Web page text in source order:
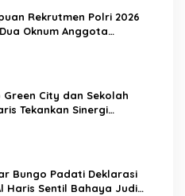
Rekrutmen Polri 2026
Oknum Anggota
Green City dan Sekolah
Tekankan Sinergi
Bungo Padati Deklarasi
Haris Sentil Bahaya Judi